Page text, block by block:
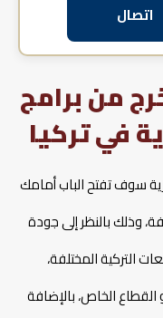
اتصال
من برامج
في تركيا
سوف تفتح الباب أمامك
وذلك بالنظر إلى جودة
التركية المختلفة،
الخاص، بالإضافة